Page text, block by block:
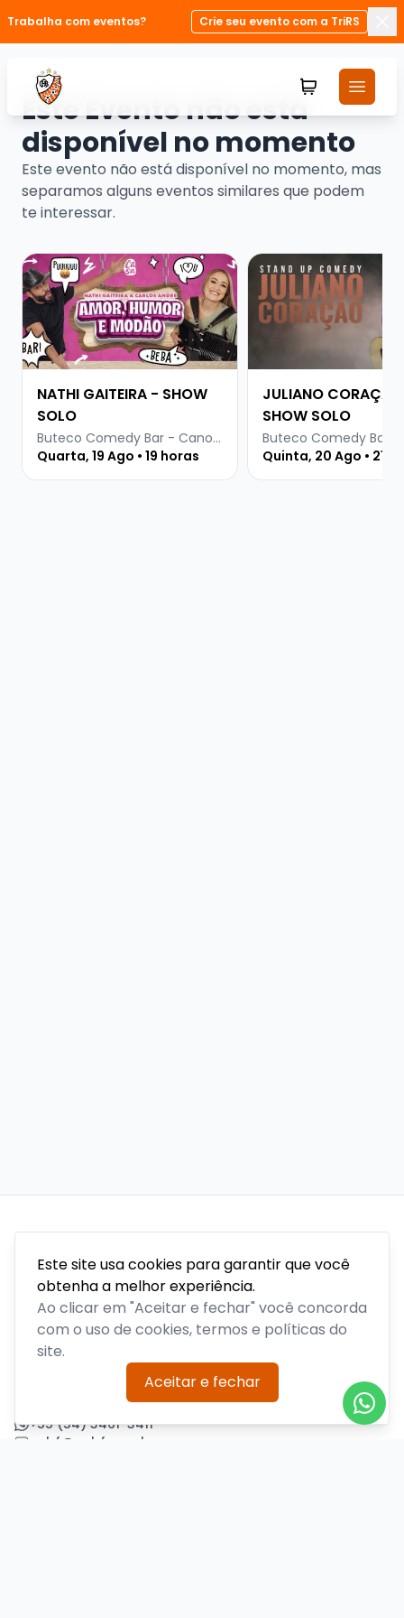
Este site usa cookies para garantir que você
obtenha a melhor experiência.
Ao clicar em "Aceitar e fechar" você concorda
com o uso de cookies, termos e políticas do
site.
Aceitar e fechar
Trabalha com eventos?
Crie seu evento com a TriRS
Este Evento não está
disponível no momento
Este evento não está disponível no momento, mas
separamos alguns eventos similares que podem
te interessar.
Veja mais sobre NATHI GAITEIRA - SHOW SOLO
NATHI GAITEIRA - SHOW
SOLO
Buteco Comedy Bar - Canoas
Quarta, 19 Ago • 19 horas
Veja mais sobre
JULIANO
SHOW SOLO
Quinta, 20 Ago •
Acompanhe todas as notícias sobre o time, venda de
ingressos, serviços aos sócios, serviços aos torcedores e
informações sobre o clube.
Precisa de ajuda?
+55 (54) 3461-3411
acbf@acbf.com.br